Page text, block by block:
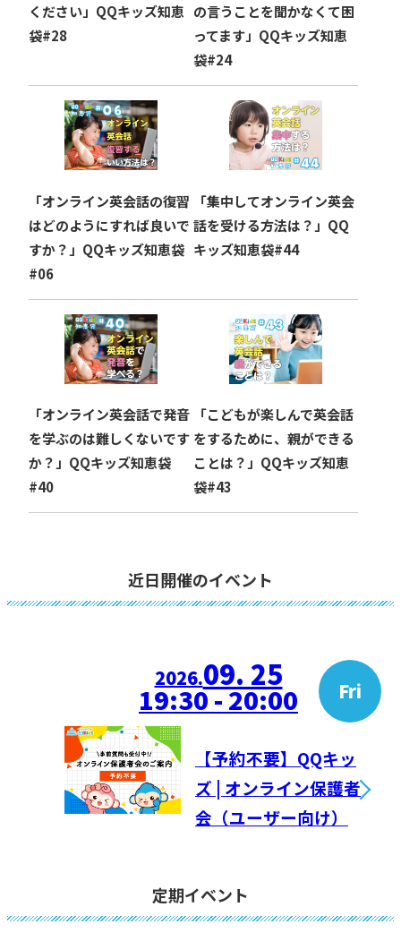
ン
ください」QQキッズ知恵
袋#28
の言うことを聞かなくて困
ってます」QQキッズ知恵
袋#24
「オンライン英会話の復習
はどのようにすれば良いで
すか？」QQキッズ知恵袋
#06
「集中してオンライン英会
話を受ける方法は？」QQ
キッズ知恵袋#44
「オンライン英会話で発音
を学ぶのは難しくないです
か？」QQキッズ知恵袋
#40
「こどもが楽しんで英会話
をするために、親ができる
ことは？」QQキッズ知恵
袋#43
近日開催のイベント
2026.09. 25 Fri
19:30 - 20:00
【予約不要】QQキッ
ズ | オンライン保護者
会（ユーザー向け）
定期イベント